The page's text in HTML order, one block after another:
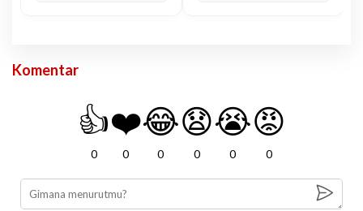
Komentar
👍
0
❤️
0
😂
0
😧
0
😭
0
😡
0